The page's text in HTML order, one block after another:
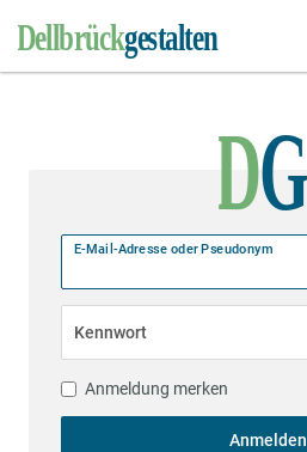
E-Mail-Adresse oder Pseudonym
Kennwort
Anmeldung merken
Anmelden